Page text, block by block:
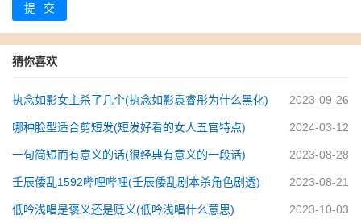
提交
猜你喜欢
执念如影女主杀了几个(执念如影袁睿彤为什么黑化) 2023-09-26
哪种脸型适合剪短发(短发好看的女人五官特点) 2024-03-12
一句简短而有意义的话(很经典有意义的一段话) 2023-08-28
壬辰倭乱1592哔哩哔哩(壬辰倭乱剧本杀角色剧透) 2023-08-21
低吟浅唱是褒义还是贬义(低吟浅唱什么意思) 2023-10-03